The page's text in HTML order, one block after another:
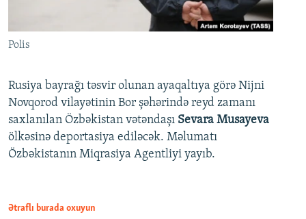
Polis
Rusiya bayrağı təsvir olunan ayaqaltıya görə Nijni
Novqorod vilayətinin Bor şəhərində reyd zamanı
saxlanılan Özbəkistan vətəndaşı Sevara Musayeva
ölkəsinə deportasiya ediləcək. Məlumatı
Özbəkistanın Miqrasiya Agentliyi yayıb.
Ətraflı burada oxuyun